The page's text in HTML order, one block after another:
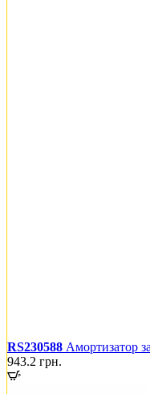
RS230588 Амортизатор
943.2 грн.